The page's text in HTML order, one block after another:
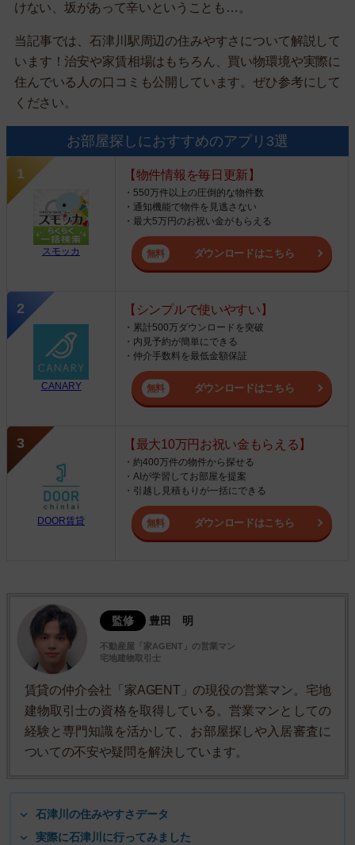
けない、坂があって辛いということも…。
当記事では、石津川駅周辺の住みやすさについて解説して
います！治安や家賃相場はもちろん、買い物環境や実際に
住んでいる人の口コミも公開しています。ぜひ参考にして
ください。
お部屋探しにおすすめのアプリ3選
スモッカ
【物件情報を毎日更新】
・550万件以上の圧倒的な物件数
・通知機能で物件を見逃さない
・最大5万円のお祝い金がもらえる
ダウンロードはこちら
CANARY
【シンプルで使いやすい】
・累計500万ダウンロードを突破
・内見予約が簡単にできる
・仲介手数料を最低金額保証
ダウンロードはこちら
DOOR賃貸
【最大10万円お祝い金もらえる】
・約400万件の物件から探せる
・AIが学習してお部屋を提案
・引越し見積もりが一括にできる
ダウンロードはこちら
監修 豊田 明
不動産屋「家AGENT」の営業マン
宅地建物取引士
賃貸の仲介会社「家AGENT」の現役の営業マン。宅地
建物取引士の資格を取得している。営業マンとしての
経験と専門知識を活かして、お部屋探しや入居審査に
ついての不安や疑問を解決しています。
石津川の住みやすさデータ
実際に石津川に行ってみました